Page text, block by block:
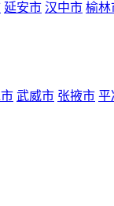
延安市 汉中市 榆林
武威市 张掖市 平